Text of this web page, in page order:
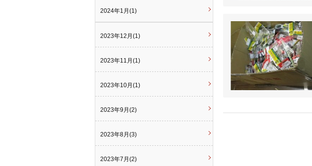
2024年1月(1)
2023年12月(1)
2023年11月(1)
2023年10月(1)
2023年9月(2)
2023年8月(3)
2023年7月(2)